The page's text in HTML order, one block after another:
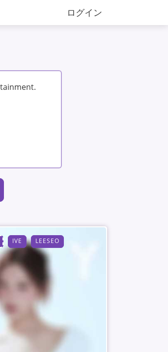
ログイン
IVE LEESEO